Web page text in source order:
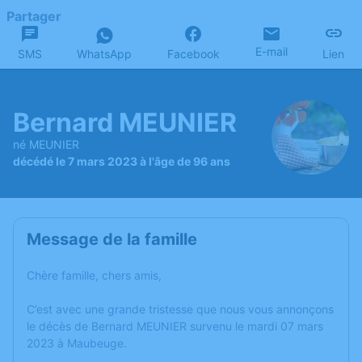
Partager
SMS WhatsApp Facebook E-mail Lien
Bernard MEUNIER
né MEUNIER
décédé le 7 mars 2023 à l'âge de 96 ans
Message de la famille
Chère famille, chers amis,
C’est avec une grande tristesse que nous vous annonçons
le décès de Bernard MEUNIER survenu le mardi 07 mars
2023 à Maubeuge.